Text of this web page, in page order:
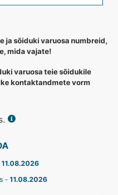
ja sõiduki varuosa numbreid,
mida vajate!
varuosa teie sõidukile
kontaktandmete vorm
11.08.2026
- 11.08.2026